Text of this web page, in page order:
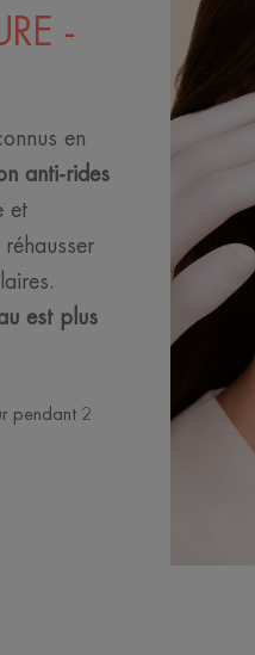
-
en
anti-rides
et
est plus
pendant 2